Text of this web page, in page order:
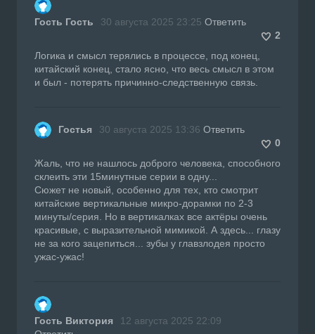
Гость Гость 30 августа 2025 23:25 Ответить
2
Логика и смысл терялись в процессе, под конец,
китайский конец, стало ясно, что весь смысл в этом
и был - потерять причинно-следственную связь.
Гостья 30 августа 2025 13:36 Ответить
0
Жаль, что не нашлось доброго человека, способного
склеить эти 15минутные серии в одну...
Сюжет не новый, особенно для тех, кто смотрит
китайские вертикальные микро-дорамки по 2-3
минуты/серия. Но в вертикалках все актёры очень
красивые, с выразительной мимикой. А здесь... глазу
не за кого зацепиться... зубы у главзлодея просто
ужас-ужас!
Гость Виктория
12 августа 2025 22:09